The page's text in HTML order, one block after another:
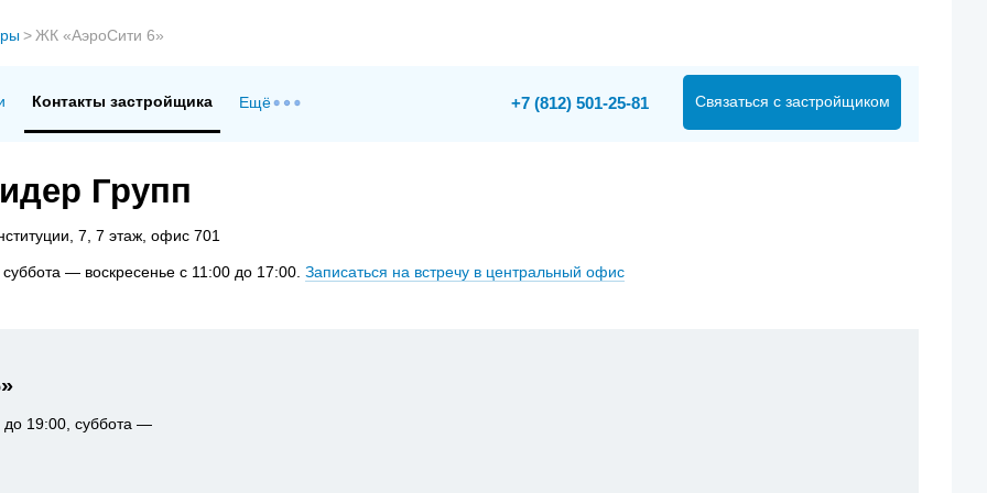
> ЖК «АэроСити 6»
Контакты застройщика Ещё Связаться с застройщиком
+7 (812) 501-25-81
Групп
7, 7 этаж, офис 701
— воскресенье с 11:00 до 17:00. Записаться на встречу в центральный офис
19:00, суббота —